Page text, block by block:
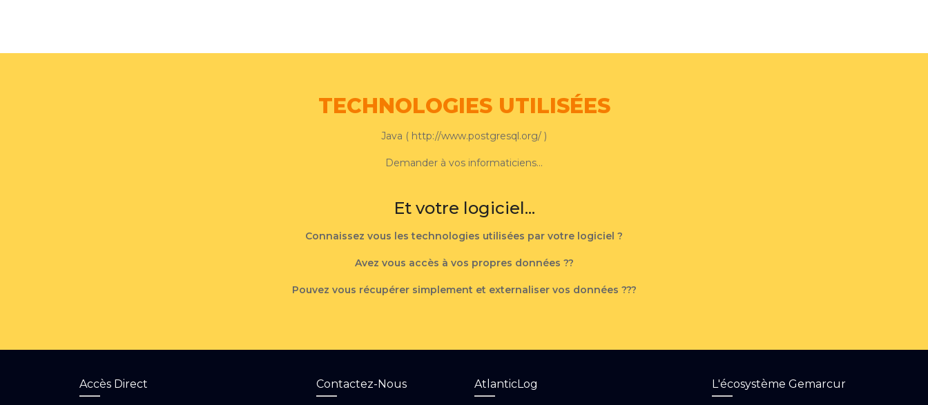
TECHNOLOGIES UTILISÉES
Java ( http://www.postgresql.org/ )
Demander à vos informaticiens...
Et votre logiciel...
Connaissez vous les technologies utilisées par votre logiciel ?
Avez vous accès à vos propres données ??
Pouvez vous récupérer simplement et externaliser vos données ???
Accès Direct Contactez-Nous AtlanticLog L'écosystème Gemarcur